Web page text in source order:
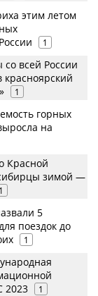
этим летом
1
всей России
1
горных
на
Красной
зимой —
1
5
поездок до
1
2023
1